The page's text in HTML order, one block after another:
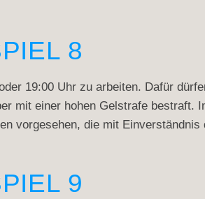
8
19:00 Uhr zu arbeiten. Dafür
mit einer hohen Gelstrafe bestraft.
vorgesehen, die mit
9